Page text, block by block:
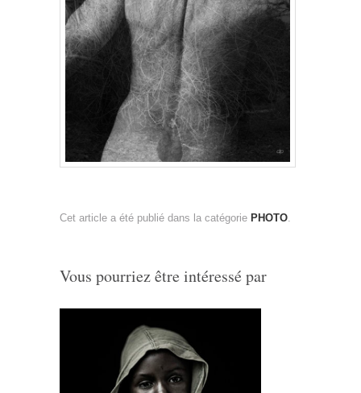
Cet article a été publié dans la catégorie PHOTO.
Vous pourriez être intéressé par